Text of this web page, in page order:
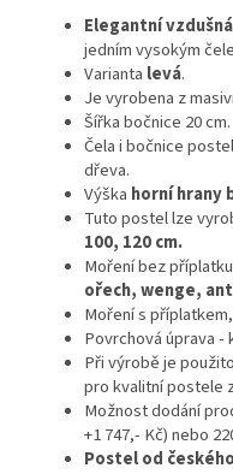
Elegantní
jedním vysokým
Varianta levá.
Je vyrobena z
Šířka bočnice 20 cm.
Čela i bočnice
dřeva.
Výška horní hrany
Tuto postel lze
100, 120 cm.
Moření bez
ořech, wenge,
Moření s
Povrchová úprava
Při výrobě je
pro kvalitní postele
Možnost dodání
+1 747,- Kč) nebo
Postel od